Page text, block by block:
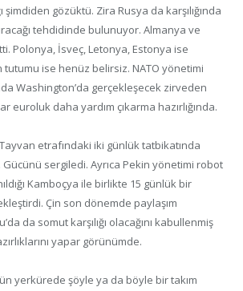
şimdiden gözüktü. Zira Rusya da karşılığında
tehdidinde bulunuyor. Almanya ve
Polonya, İsveç, Letonya, Estonya ise
ise henüz belirsiz. NATO yönetimi
Washington’da gerçekleşecek zirveden
euroluk daha yardım çıkarma hazırlığında.
etrafındaki iki günlük tatbikatında
Gücünü sergiledi. Ayrıca Pekin yönetimi robot
Kamboçya ile birlikte 15 günlük bir
Çin son dönemde paylaşım
da somut karşılığı olacağını kabullenmiş
yapar görünümde.
yerkürede şöyle ya da böyle bir takım